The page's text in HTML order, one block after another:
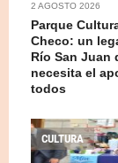
2 AGOSTO 2026
Parque
Checo: un
Río San Juan
necesita el
todos
CULTURA